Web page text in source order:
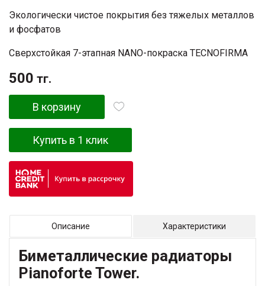
Экологически чистое покрытия без тяжелых металлов
и фосфатов
Сверхстойкая 7-этапная NANO-покраска TECNOFIRMA
500 тг.
В корзину
Купить в 1 клик
Описание Характеристики
Биметаллические радиаторы
Pianoforte Tower.